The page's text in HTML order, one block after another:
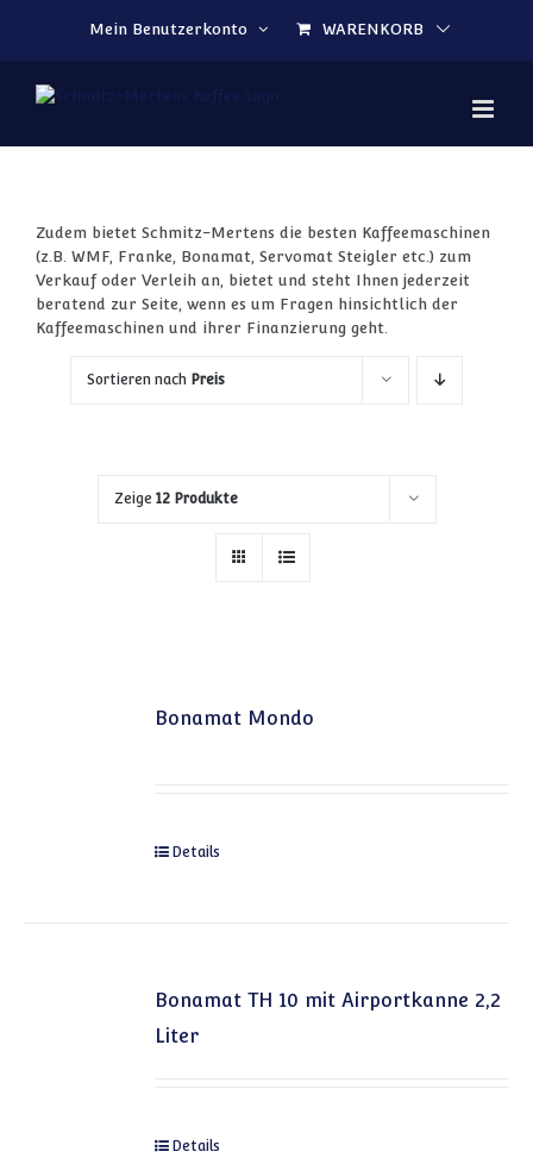
Mein Benutzerkonto
WARENKORB
Zudem bietet Schmitz-Mertens die besten Kaffeemaschinen
(z.B. WMF, Franke, Bonamat, Servomat Steigler etc.) zum
Verkauf oder Verleih an, bietet und steht Ihnen jederzeit
beratend zur Seite, wenn es um Fragen hinsichtlich der
Kaffeemaschinen und ihrer Finanzierung geht.
Sortieren nach Preis
Zeige 12 Produkte
Bonamat Mondo
Details
Bonamat TH 10 mit Airportkanne 2,2
Liter
Details